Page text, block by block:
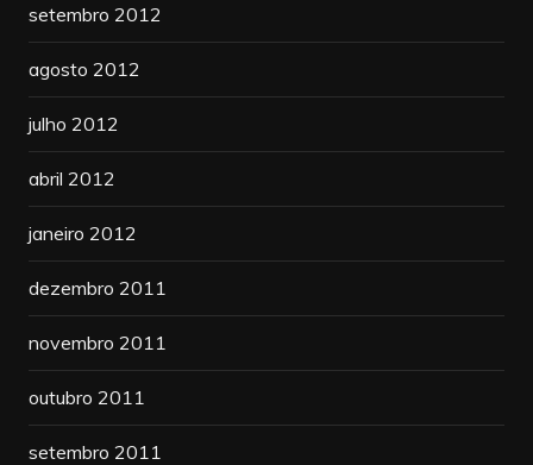
setembro 2012
agosto 2012
julho 2012
abril 2012
janeiro 2012
dezembro 2011
novembro 2011
outubro 2011
setembro 2011